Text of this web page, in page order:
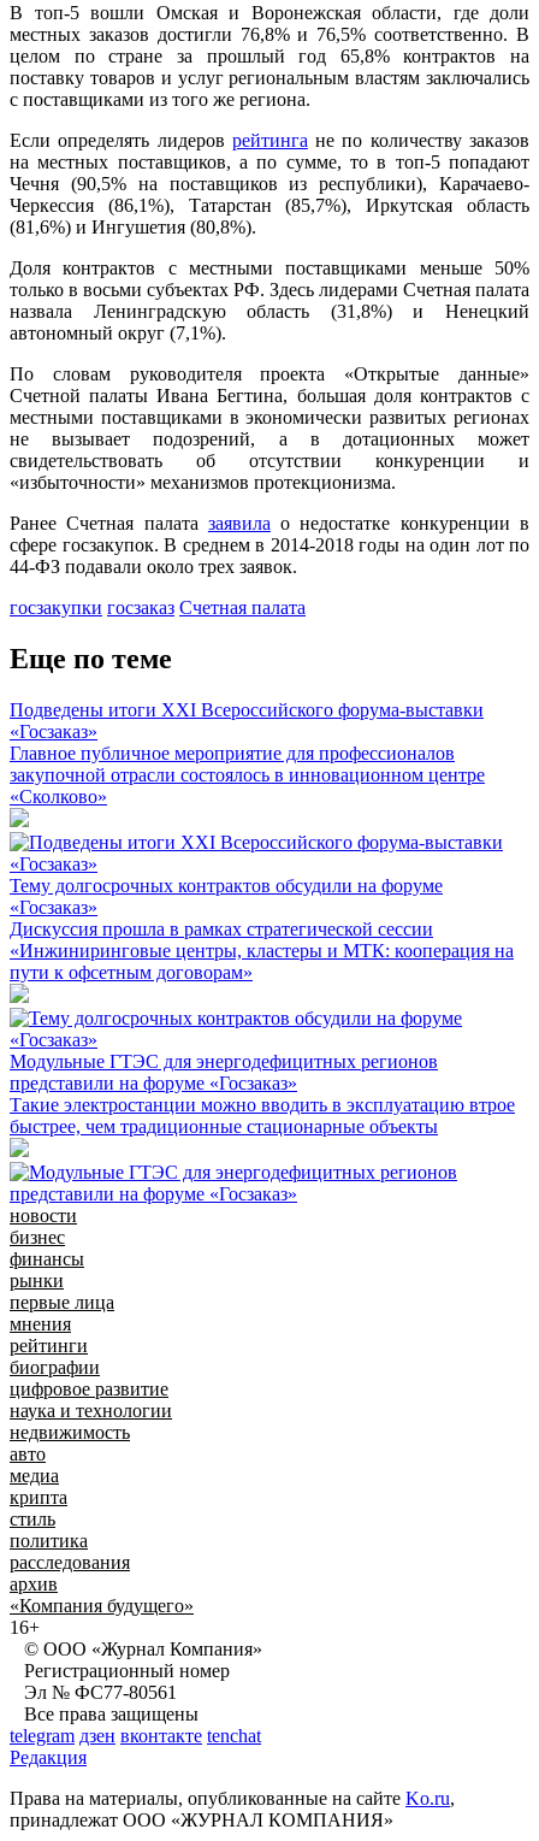
В топ-5 вошли Омская и Воронежская области, где доли
местных заказов достигли 76,8% и 76,5% соответственно. В
целом по стране за прошлый год 65,8% контрактов на
поставку товаров и услуг региональным властям заключались
с поставщиками из того же региона.
Если определять лидеров рейтинга не по количеству заказов
на местных поставщиков, а по сумме, то в топ-5 попадают
Чечня (90,5% на поставщиков из республики), Карачаево-
Черкессия (86,1%), Татарстан (85,7%), Иркутская область
(81,6%) и Ингушетия (80,8%).
Доля контрактов с местными поставщиками меньше 50%
только в восьми субъектах РФ. Здесь лидерами Счетная палата
назвала Ленинградскую область (31,8%) и Ненецкий
автономный округ (7,1%).
По словам руководителя проекта «Открытые данные»
Счетной палаты Ивана Бегтина, большая доля контрактов с
местными поставщиками в экономически развитых регионах
не вызывает подозрений, а в дотационных может
свидетельствовать об отсутствии конкуренции и
«избыточности» механизмов протекционизма.
Ранее Счетная палата заявила о недостатке конкуренции в
сфере госзакупок. В среднем в 2014-2018 годы на один лот по
44-ФЗ подавали около трех заявок.
госзакупки госзаказ Счетная палата
Еще по теме
Подведены итоги ХХI Всероссийского форума-выставки
«Госзаказ»
Главное публичное мероприятие для профессионалов
закупочной отрасли состоялось в инновационном центре
«Сколково»
Тему долгосрочных контрактов обсудили на форуме
«Госзаказ»
Дискуссия прошла в рамках стратегической сессии
«Инжиниринговые центры, кластеры и МТК: кооперация на
пути к офсетным договорам»
Модульные ГТЭС для энергодефицитных регионов
представили на форуме «Госзаказ»
Такие электростанции можно вводить в эксплуатацию втрое
быстрее, чем традиционные стационарные объекты
новости
бизнес
финансы
рынки
первые лица
мнения
рейтинги
биографии
цифровое развитие
наука и технологии
недвижимость
авто
медиа
крипта
стиль
политика
расследования
архив
«Компания будущего»
16+
© ООО «Журнал Компания»
Регистрационный номер
Эл № ФС77-80561
Все права защищены
telegram дзен вконтакте tenchat
Редакция
Права на материалы, опубликованные на сайте Ko.ru,
принадлежат ООО «ЖУРНАЛ КОМПАНИЯ»